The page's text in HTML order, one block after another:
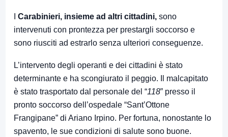
Carabinieri, insieme ad altri cittadini, sono
intervenuti con prontezza per prestargli soccorso e
sono riusciti ad estrarlo senza ulteriori conseguenze.
L’intervento degli operanti e dei cittadini è stato
determinante e ha scongiurato il peggio. Il malcapitato
è stato trasportato dal personale del “118” presso il
pronto soccorso dell’ospedale “Sant’Ottone
Frangipane” di Ariano Irpino. Per fortuna, nonostante lo
spavento, le sue condizioni di salute sono buone.